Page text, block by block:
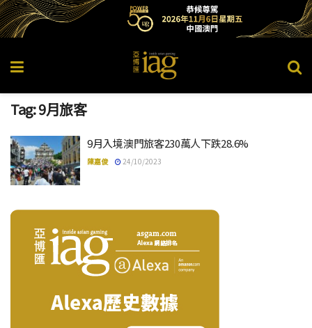
Tag:9月旅客
9月入境澳門旅客230萬人下跌28.6%
陳嘉俊 24/10/2023